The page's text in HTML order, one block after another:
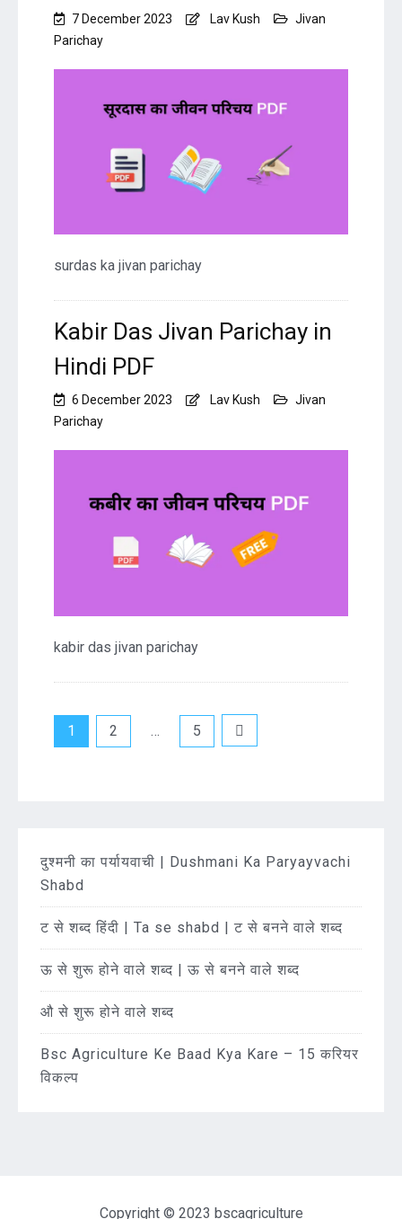
7 December 2023 Lav Kush
Jivan
Parichay
surdas ka jivan parichay
Kabir Das Jivan Parichay in
Hindi PDF
6 December 2023 Lav Kush
Jivan
Parichay
kabir das jivan parichay
Posts
1 2 … 5
दुश्मनी का पर्यायवाची | Dushmani Ka Paryayvachi
Shabd
ट से शब्द हिंदी | Ta se shabd | ट से बनने वाले शब्द
ऊ से शुरू होने वाले शब्द | ऊ से बनने वाले शब्द
औ से शुरू होने वाले शब्द
Bsc Agriculture Ke Baad Kya Kare – 15 करियर
विकल्प
Copyright © 2023 bscagriculture